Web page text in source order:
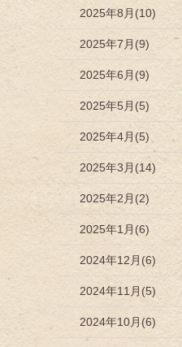
2025年8月(10)
2025年7月(9)
2025年6月(9)
2025年5月(5)
2025年4月(5)
2025年3月(14)
2025年2月(2)
2025年1月(6)
2024年12月(6)
2024年11月(5)
2024年10月(6)